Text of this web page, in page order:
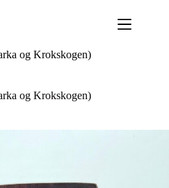
og Krokskogen)
og Krokskogen)